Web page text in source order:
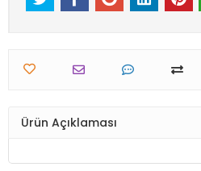
Ürün Açıklaması